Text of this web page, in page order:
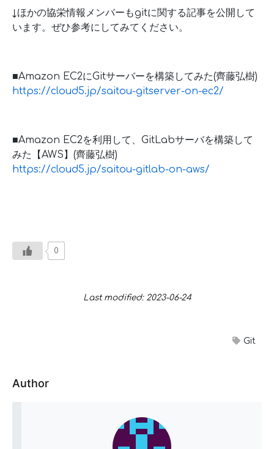
↓ほかの協栄情報メンバーもgitに関する記事を公開して
います。ぜひ参考にしてみてください。
■Amazon EC2にGitサーバーを構築してみた(齊藤弘樹)
https://cloud5.jp/saitou-gitserver-on-ec2/
■Amazon EC2を利用して、GitLabサーバを構築して
みた【AWS】(齊藤弘樹)
https://cloud5.jp/saitou-gitlab-on-aws/
0
Last modified: 2023-06-24
Git
Author